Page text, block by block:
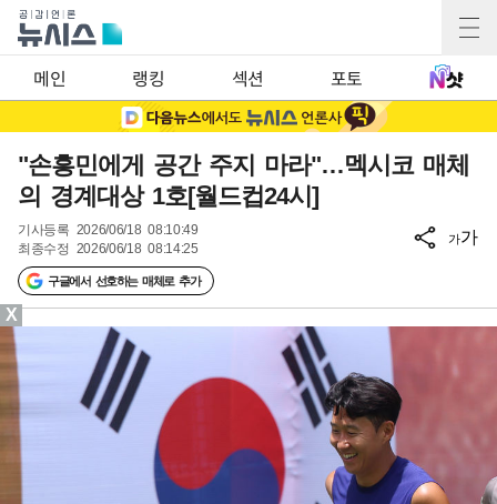
메인 랭킹 섹션 포토
"손흥민에게 공간 주지 마라"…멕시코 매체
의 경계대상 1호[월드컵24시]
기사등록 2026/06/18 08:10:49
최종수정 2026/06/18 08:14:25
구글에서 선호하는 매체로 추가
가가
X